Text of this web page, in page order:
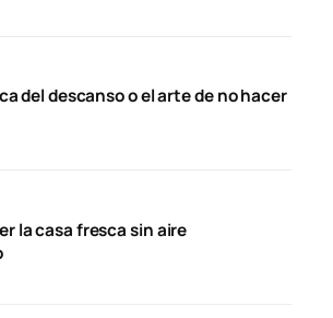
del descanso o el arte de no hacer
la casa fresca sin aire